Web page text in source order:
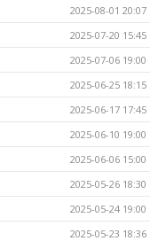
2025-08-01 20:07
2025-07-20 15:45
2025-07-06 19:00
2025-06-25 18:15
2025-06-17 17:45
2025-06-10 19:00
2025-06-06 15:00
2025-05-26 18:30
2025-05-24 19:00
2025-05-23 18:36